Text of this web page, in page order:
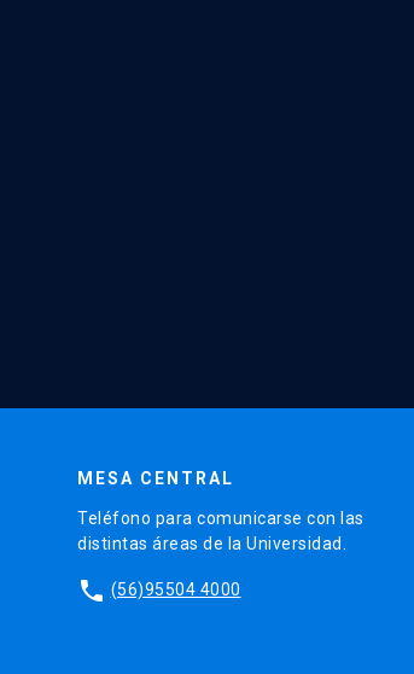
MESA CENTRAL
Teléfono para comunicarse con las
distintas áreas de la Universidad.
phone (56)95504 4000